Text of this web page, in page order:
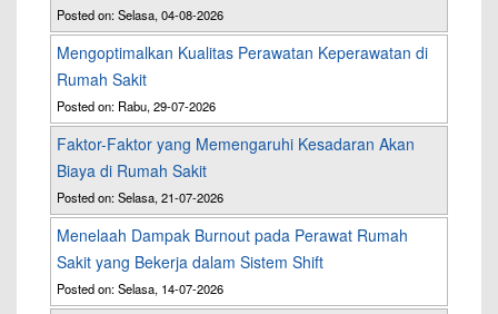
Posted on: Selasa, 04-08-2026
Mengoptimalkan Kualitas Perawatan Keperawatan di
Rumah Sakit
Posted on: Rabu, 29-07-2026
Faktor-Faktor yang Memengaruhi Kesadaran Akan
Biaya di Rumah Sakit
Posted on: Selasa, 21-07-2026
Menelaah Dampak Burnout pada Perawat Rumah
Sakit yang Bekerja dalam Sistem Shift
Posted on: Selasa, 14-07-2026